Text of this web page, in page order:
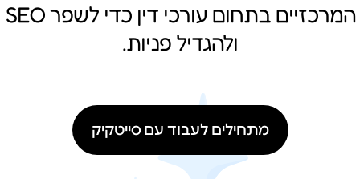
המרכזיים בתחום עורכי דין כדי לשפר SEO
ולהגדיל פניות.
מתחילים לעבוד עם סייטקיק